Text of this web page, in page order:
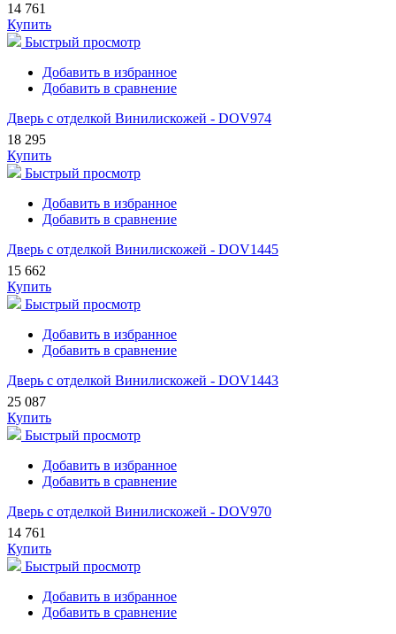
14 761
Купить
Быстрый просмотр
Добавить в избранное
Добавить в сравнение
Дверь с отделкой Винилискожей - DOV974
18 295
Купить
Быстрый просмотр
Добавить в избранное
Добавить в сравнение
Дверь с отделкой Винилискожей - DOV1445
15 662
Купить
Быстрый просмотр
Добавить в избранное
Добавить в сравнение
Дверь с отделкой Винилискожей - DOV1443
25 087
Купить
Быстрый просмотр
Добавить в избранное
Добавить в сравнение
Дверь с отделкой Винилискожей - DOV970
14 761
Купить
Быстрый просмотр
Добавить в избранное
Добавить в сравнение